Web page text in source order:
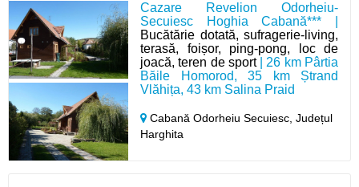
Cazare Revelion Odorheiu-
Secuiesc Hoghia Cabană*** |
Bucătărie dotată, sufragerie-living,
terasă, foișor, ping-pong, loc de
joacă, teren de sport| 26 km Pârtia
Băile Homorod, 35 km Ștrand
Vlăhița, 43 km Salina Praid
Cabană Odorheiu Secuiesc,Județul
Harghita